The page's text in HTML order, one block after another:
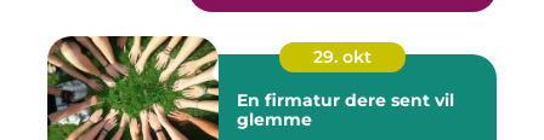
29. okt
En firmatur dere sent vil
glemme